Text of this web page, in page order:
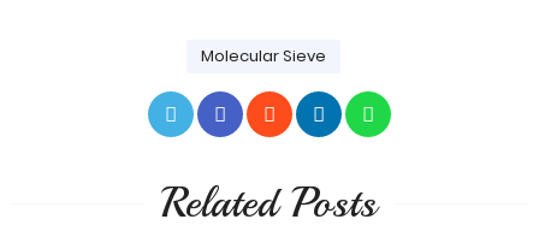
Molecular Sieve
Related Posts